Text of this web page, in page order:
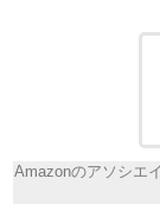
Amazonのアソシエ